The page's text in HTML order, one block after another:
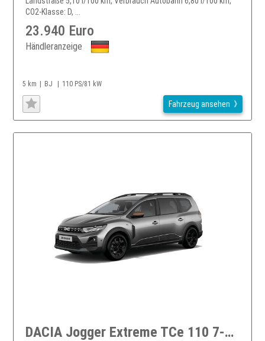
CO2-Klasse: D, ...
23.940 Euro
Händleranzeige
5 km BJ 110 PS/81 kW
Fahrzeug ansehen
DACIA Jogger Extreme TCe 110 7-Sitzer